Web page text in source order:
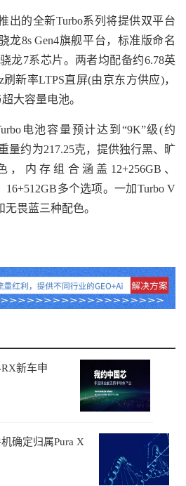
的全新Turbo系列将提供双平台
龙8s Gen4旗舰平台，标准版命名
龙7系芯片。两者均配备约6.78英
新率LTPS直屏(由京东方供应)，
大容量电池。
电池容量预计达到“9K”级(约
量约为217.25克，提供独行黑、旷
内存组合涵盖12+256GB、
16+512GB多个选项。一加Turbo V
畏蓝三种配色。
新车申
确定归属Pura X